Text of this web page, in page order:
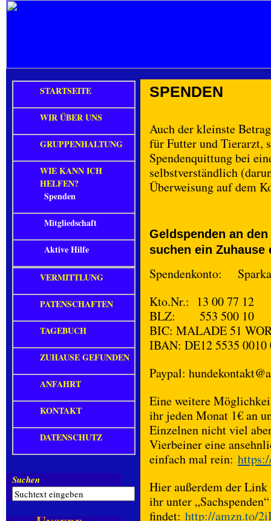
SPENDEN
Auch der kleinste
für Futter und Tierarzt,
Spendenquittung bei
selbstverständlich
Überweisung auf dem
Geldspenden an den
suchen ein Zuhause
Spendenkonto:
Kto.Nr.: 13 00 77 12
BLZ: 553 500 10
BIC: MALADE 51
IBAN: DE12 5535 0010
Paypal:
Eine weitere
ihr jeden Monat 1€ an
Einzelnen nicht viel
Vierbeiner eine
einfach mal rein:
Hier außerdem der
ihr unter
findet: http://amzn.to/
STARTSEITE
WIR ÜBER UNS
GRUPPENHALTUNG
WIE KANN ICH
HELFEN?
Spenden
Mitgliedschaft
Aktive Hilfe
VERMITTLUNG
PATENSCHAFTEN
TAGEBUCH
ZUHAUSE GEFUNDEN
ANFAHRT
KONTAKT
DATENSCHUTZ
Suchen